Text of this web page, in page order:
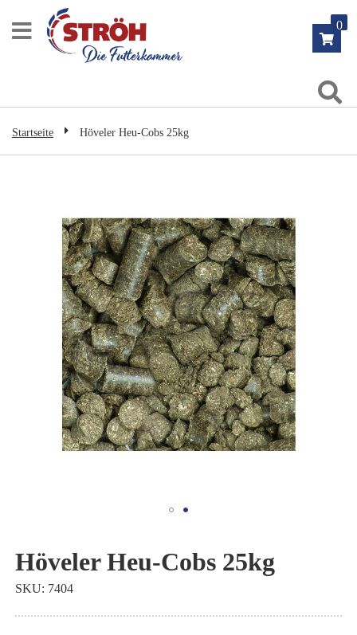
Inhalt
0
Startseite Höveler Heu-Cobs 25kg
Bildgalerie
Anfang
der
Bildgalerie
springen
Höveler Heu-Cobs 25kg
SKU 7404